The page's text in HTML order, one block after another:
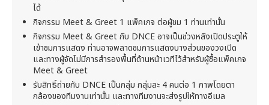
ได้
กิจกรรม Meet & Greet 1 แพ็คเกจ ต่อผู้ชม 1 ท่านเท่านั้น
กิจกรรม Meet & Greet กับ DNCE อาจเป็นช่วงหลังเปิดประตูให้
เข้าชมการแสดง ท่านอาจพลาดชมการแสดงบางส่วนของวงเปิด
และทางผู้จัดไม่มีการสำรองพื้นที่ด้านหน้าเวทีไว้สำหรับผู้ซื้อแพ็คเกจ
Meet & Greet
รับสิทธิ์ถ่ายกับ DNCE เป็นกลุ่ม กลุ่มละ 4 คนต่อ 1 ภาพโดยตา
กล้องของทีมงานเท่านั้น และทางทีมงานจะส่งรูปให้ทางอีเมล